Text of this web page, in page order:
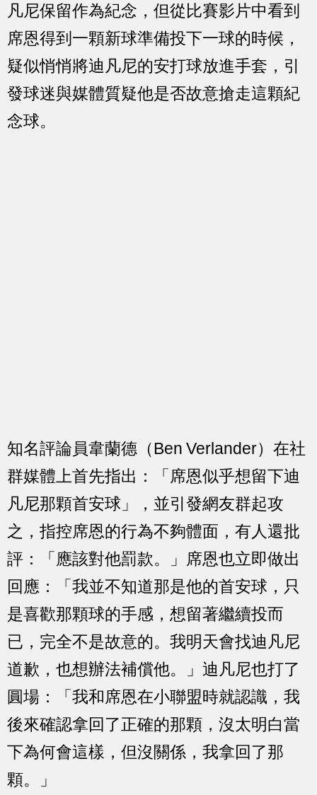
凡尼保留作為紀念，但從比賽影片中看到
席恩得到一顆新球準備投下一球的時候，
疑似悄悄將迪凡尼的安打球放進手套，引
發球迷與媒體質疑他是否故意搶走這顆紀
念球。
知名評論員韋蘭德（Ben Verlander）在社
群媒體上首先指出：「席恩似乎想留下迪
凡尼那顆首安球」，並引發網友群起攻
之，指控席恩的行為不夠體面，有人還批
評：「應該對他罰款。」席恩也立即做出
回應：「我並不知道那是他的首安球，只
是喜歡那顆球的手感，想留著繼續投而
已，完全不是故意的。我明天會找迪凡尼
道歉，也想辦法補償他。」迪凡尼也打了
圓場：「我和席恩在小聯盟時就認識，我
後來確認拿回了正確的那顆，沒太明白當
下為何會這樣，但沒關係，我拿回了那
顆。」